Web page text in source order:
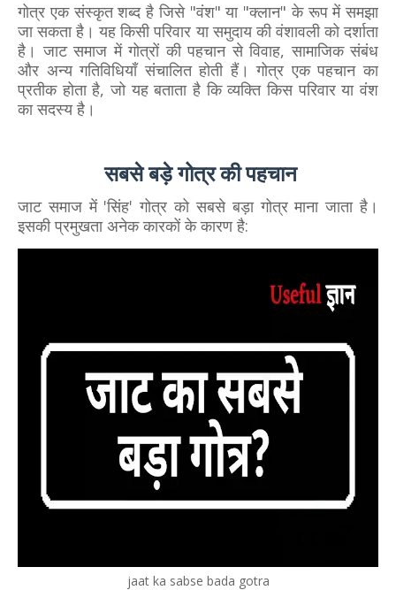
गोत्र एक संस्कृत शब्द है जिसे "वंश" या "क्लान" के रूप में समझा
जा सकता है। यह किसी परिवार या समुदाय की वंशावली को दर्शाता
है। जाट समाज में गोत्रों की पहचान से विवाह, सामाजिक संबंध
और अन्य गतिविधियाँ संचालित होती हैं। गोत्र एक पहचान का
प्रतीक होता है, जो यह बताता है कि व्यक्ति किस परिवार या वंश
का सदस्य है।
सबसे बड़े गोत्र की पहचान
जाट समाज में 'सिंह' गोत्र को सबसे बड़ा गोत्र माना जाता है।
इसकी प्रमुखता अनेक कारकों के कारण है:
jaat ka sabse bada gotra